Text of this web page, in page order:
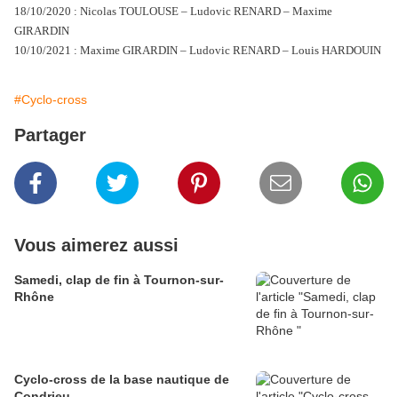
18/10/2020 : Nicolas TOULOUSE – Ludovic RENARD – Maxime
GIRARDIN
10/10/2021 : Maxime GIRARDIN – Ludovic RENARD – Louis HARDOUIN
#Cyclo-cross
Partager
Vous aimerez aussi
Samedi, clap de fin à Tournon-sur-
Rhône
Cyclo-cross de la base nautique de